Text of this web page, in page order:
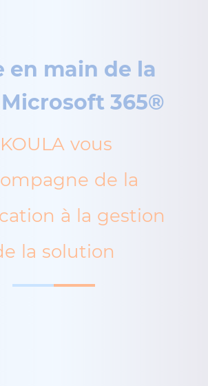
en main de la
365®
vous
de la
à la gestion
la solution